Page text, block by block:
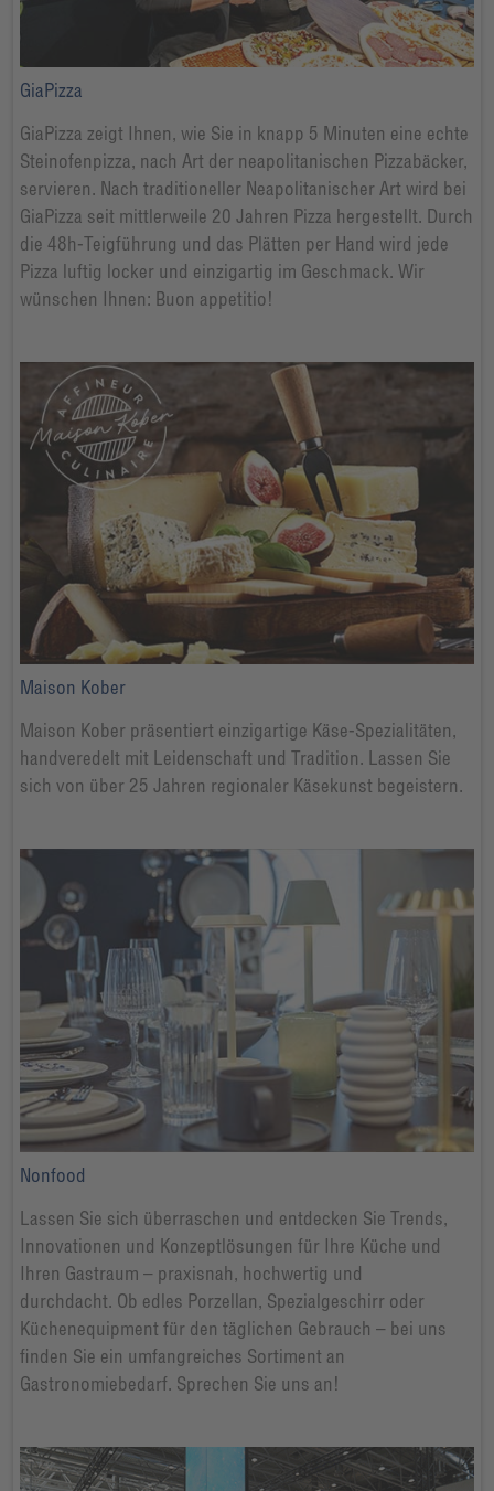
GiaPizza
GiaPizza zeigt Ihnen, wie Sie in knapp 5 Minuten eine echte
Steinofenpizza, nach Art der neapolitanischen Pizzabäcker,
servieren. Nach traditioneller Neapolitanischer Art wird bei
GiaPizza seit mittlerweile 20 Jahren Pizza hergestellt. Durch
die 48h-Teigführung und das Plätten per Hand wird jede
Pizza luftig locker und einzigartig im Geschmack. Wir
wünschen Ihnen: Buon appetitio!
Maison Kober
Maison Kober präsentiert einzigartige Käse-Spezialitäten,
handveredelt mit Leidenschaft und Tradition. Lassen Sie
sich von über 25 Jahren regionaler Käsekunst begeistern.
Nonfood
Lassen Sie sich überraschen und entdecken Sie Trends,
Innovationen und Konzeptlösungen für Ihre Küche und
Ihren Gastraum – praxisnah, hochwertig und
durchdacht. Ob edles Porzellan, Spezialgeschirr oder
Küchenequipment für den täglichen Gebrauch – bei uns
finden Sie ein umfangreiches Sortiment an
Gastronomiebedarf. Sprechen Sie uns an!